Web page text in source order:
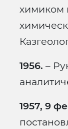
химиком
1956. –
1957, 9